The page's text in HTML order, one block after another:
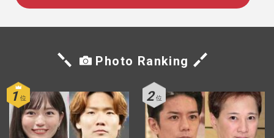
Photo Ranking